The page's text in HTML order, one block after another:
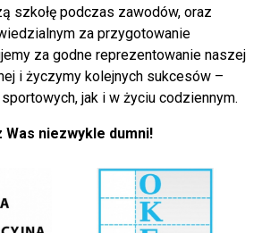
szkołę podczas zawodów, oraz
za przygotowanie
za godne reprezentowanie naszej
i życzymy kolejnych sukcesów –
jak i w życiu codziennym.
niezwykle dumni!